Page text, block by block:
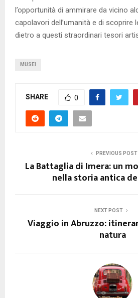
l’opportunità di ammirare da vicino
capolavori dell’umanità e di scoprire
dietro a questi straordinari tesori
MUSEI
SHARE 0
PREVIOUS POST
La Battaglia di Imera: un
nella storia antica
NEXT POST
Viaggio in Abruzzo:
natura